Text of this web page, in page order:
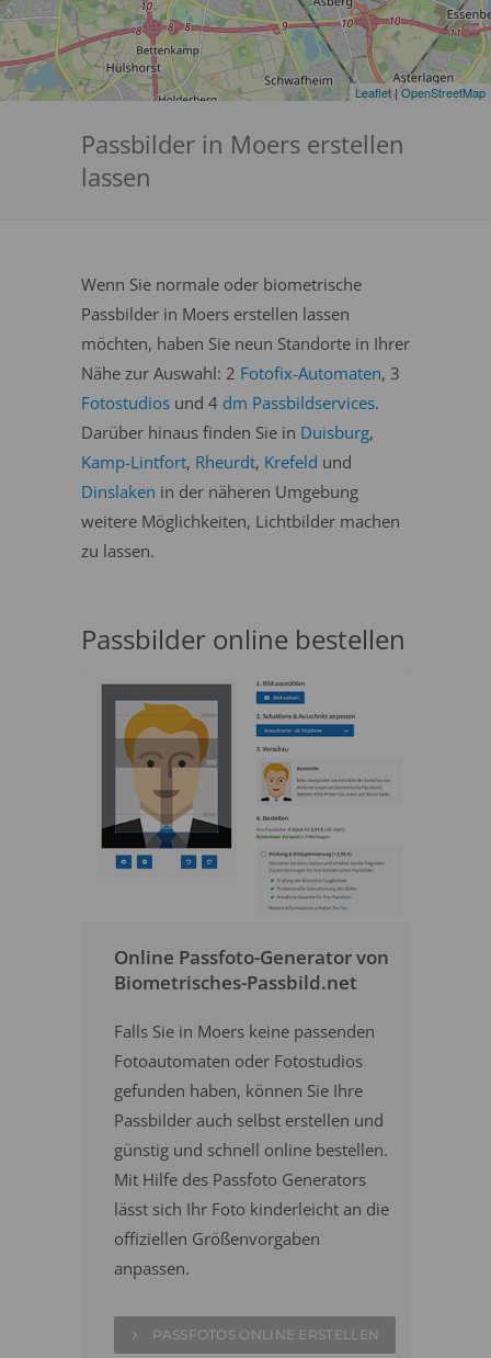
Leaflet | OpenStreetMap
Passbilder in Moers erstellen
lassen
Wenn Sie normale oder biometrische
Passbilder in Moers erstellen lassen
möchten, haben Sie neun Standorte in Ihrer
Nähe zur Auswahl: 2 Fotofix-Automaten, 3
Fotostudios und 4 dm Passbildservices.
Darüber hinaus finden Sie in Duisburg,
Kamp-Lintfort, Rheurdt, Krefeld und
Dinslaken in der näheren Umgebung
weitere Möglichkeiten, Lichtbilder machen
zu lassen.
Passbilder online bestellen
Online Passfoto-Generator von
Biometrisches-Passbild.net
Falls Sie in Moers keine passenden
Fotoautomaten oder Fotostudios
gefunden haben, können Sie Ihre
Passbilder auch selbst erstellen und
günstig und schnell online bestellen.
Mit Hilfe des Passfoto Generators
lässt sich Ihr Foto kinderleicht an die
offiziellen Größenvorgaben
anpassen.
PASSFOTOS ONLINE ERSTELLEN